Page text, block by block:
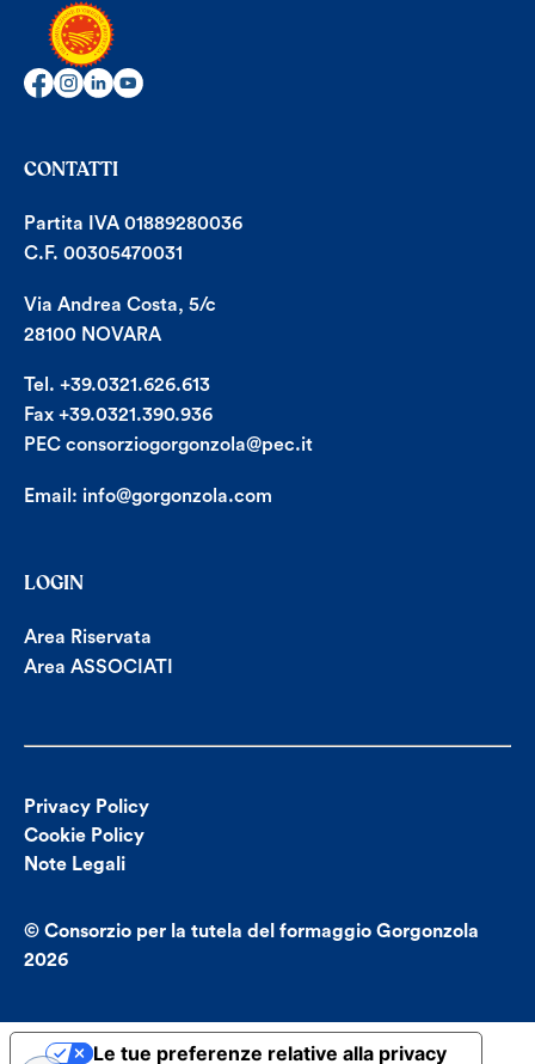
CONTATTI
Partita IVA 01889280036
C.F. 00305470031
Via Andrea Costa, 5/c
28100 NOVARA
Tel. +39.0321.626.613
Fax +39.0321.390.936
PEC consorziogorgonzola@pec.it
Email: info@gorgonzola.com
LOGIN
Area Riservata
Area ASSOCIATI
Privacy Policy
Cookie Policy
Note Legali
© Consorzio per la tutela del formaggio Gorgonzola
2026
Le tue preferenze relative alla privacy